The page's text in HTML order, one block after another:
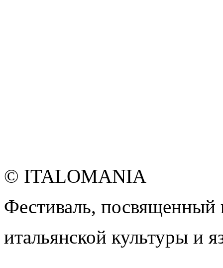
© ITALOMANIA
Фестиваль,
итальянской культуры и